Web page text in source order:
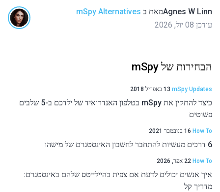
Agnes W Linnמאת ב mSpy Alternatives
עודכן 08 יול, 2026
הבחירות של mSpy
mSpy Updates 13 באפריל 2018
כיצד להתקין את mSpy בטלפון האנדרואיד של ילדכם ב-5 שלבים
פשוטים
How To 16 בנובמבר 2021
6 דרכים מעשיות להתחבר לחשבון האינסטגרם של מישהו
How To 22 אפר, 2026
איך אנשים יכולים לדעת אם צפית בהיילייטס שלהם באינסטגרם:
מדריך קל